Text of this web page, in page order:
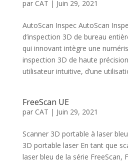
par CAT | Juin 29, 2021
AutoScan Inspec AutoScan
d’inspection 3D de bureau
qui innovant intègre une
inspection 3D de haute
utilisateur intuitive, d’une
FreeScan UE
par CAT | Juin 29, 2021
Scanner 3D portable à laser
3D portable laser En tant que
laser bleu de la série FreeScan,